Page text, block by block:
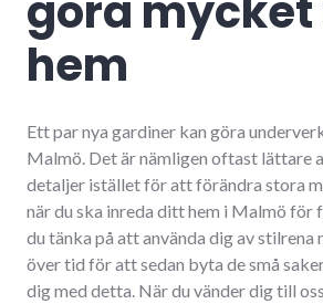
hem
Ett par nya gardiner kan göra
Malmö. Det är nämligen oftast lättare
detaljer istället för att förändra stora
när du ska inreda ditt hem i Malmö för
du tänka på att använda dig av stilrena
över tid för att sedan byta de små
dig med detta. När du vänder dig till